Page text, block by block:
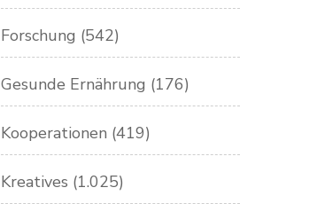
Forschung (542)
Gesunde Ernährung (176)
Kooperationen (419)
Kreatives (1.025)